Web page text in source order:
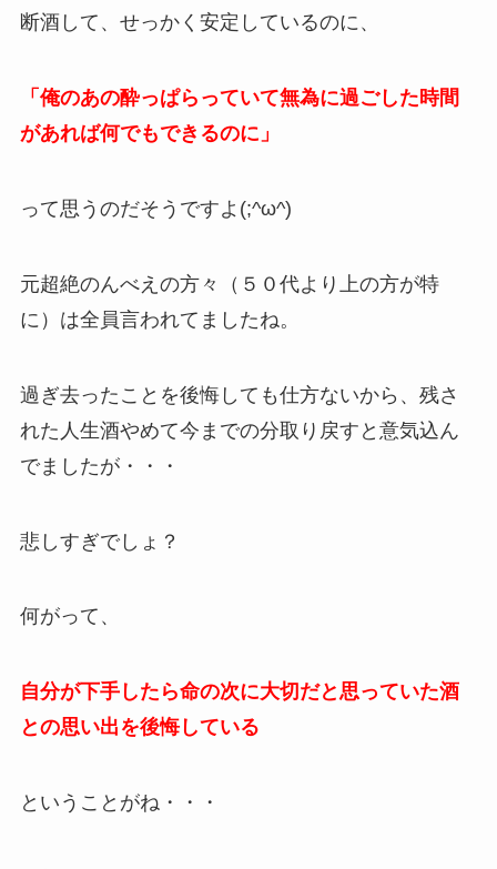
断酒して、せっかく安定しているのに、
「俺のあの酔っぱらっていて無為に過ごした時間
があれば何でもできるのに」
って思うのだそうですよ(;^ω^)
元超絶のんべえの方々（５０代より上の方が特
に）は全員言われてましたね。
過ぎ去ったことを後悔しても仕方ないから、残さ
れた人生酒やめて今までの分取り戻すと意気込ん
でましたが・・・
悲しすぎでしょ？
何がって、
自分が下手したら命の次に大切だと思っていた酒
との思い出を後悔している
ということがね・・・